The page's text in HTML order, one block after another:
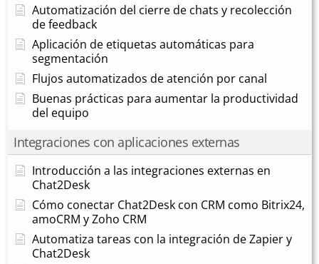
Automatización del cierre de chats y recolección
de feedback
Aplicación de etiquetas automáticas para
segmentación
Flujos automatizados de atención por canal
Buenas prácticas para aumentar la productividad
del equipo
Integraciones con aplicaciones externas
Introducción a las integraciones externas en
Chat2Desk
Cómo conectar Chat2Desk con CRM como Bitrix24,
amoCRM y Zoho CRM
Automatiza tareas con la integración de Zapier y
Chat2Desk